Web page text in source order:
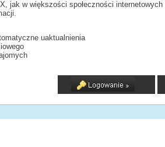
jak w większości społeczności
uaktualnienia